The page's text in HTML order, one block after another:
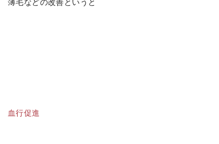
薄毛などの改善というと
血行促進